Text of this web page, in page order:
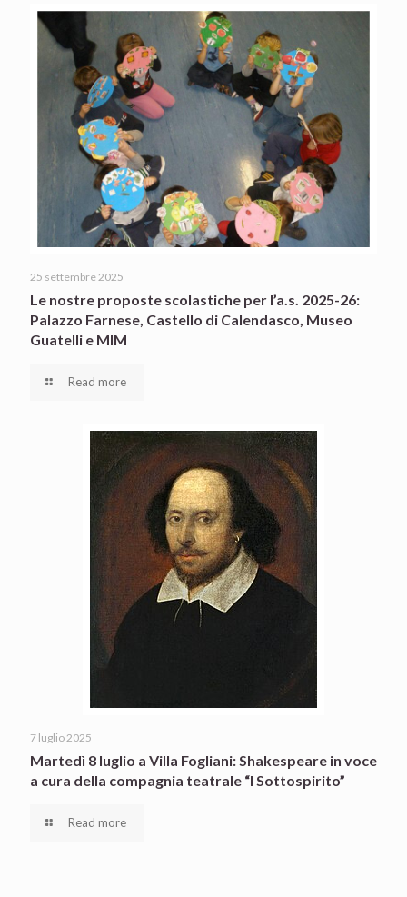
25 settembre 2025
Le nostre proposte scolastiche per l’a.s. 2025-26:
Palazzo Farnese, Castello di Calendasco, Museo
Guatelli e MIM
Read more
7 luglio 2025
Martedì 8 luglio a Villa Fogliani: Shakespeare in voce
a cura della compagnia teatrale “I Sottospirito”
Read more